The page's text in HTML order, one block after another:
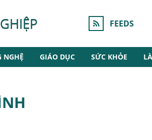
FEEDS
NGHỆ GIÁO DỤC SỨC KHỎE